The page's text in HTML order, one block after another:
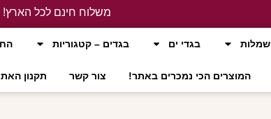
משלוח חינם לכל הארץ!
שמלות בגדי ים בגדים – קטגוריות
המוצרים הכי נמכרים באתר! צור קשר תקנון